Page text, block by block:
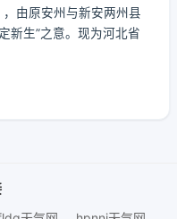
，由原安州与新安两州县
新生”之意。现为河北省